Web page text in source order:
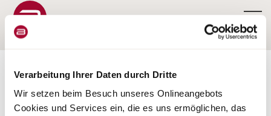
Verarbeitung Ihrer Daten durch Dritte
Wir setzen beim Besuch unseres Onlineangebots
Cookies und Services ein, die es uns ermöglichen, das